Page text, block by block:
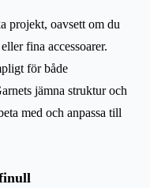
projekt, oavsett om du
fina accessoarer.
för både
jämna struktur och
med och anpassa till